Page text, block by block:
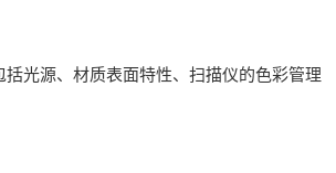
光源、材质表面特性、扫描仪的色彩管理